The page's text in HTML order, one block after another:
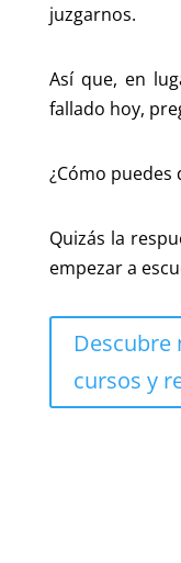
juzgarnos.
Así que, en
fallado hoy,
¿Cómo
Quizás la
empezar a
cursos y